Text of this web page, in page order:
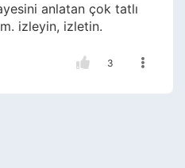
anlatan çok tatlı
izleyin, izletin.
3